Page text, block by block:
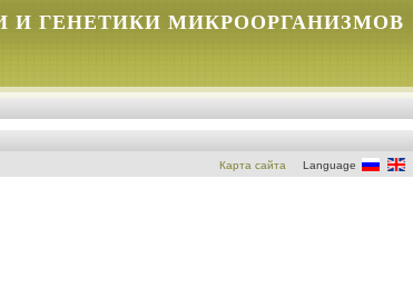
И ГЕНЕТИКИ МИКРООРГАНИЗМОВ
Карта сайта Language